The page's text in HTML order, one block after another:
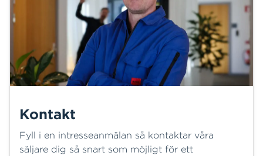
Kontakt
Fyll i en intresseanmälan så kontaktar våra
säljare dig så snart som möjligt för ett